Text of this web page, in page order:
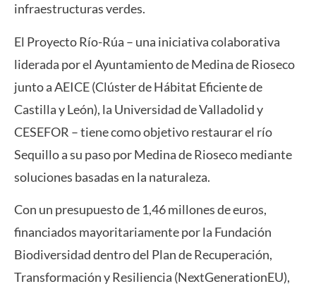
infraestructuras verdes.
El Proyecto Río-Rúa – una iniciativa colaborativa
liderada por el Ayuntamiento de Medina de Rioseco
junto a AEICE (Clúster de Hábitat Eficiente de
Castilla y León), la Universidad de Valladolid y
CESEFOR – tiene como objetivo restaurar el río
Sequillo a su paso por Medina de Rioseco mediante
soluciones basadas en la naturaleza.
Con un presupuesto de 1,46 millones de euros,
financiados mayoritariamente por la Fundación
Biodiversidad dentro del Plan de Recuperación,
Transformación y Resiliencia (NextGenerationEU),